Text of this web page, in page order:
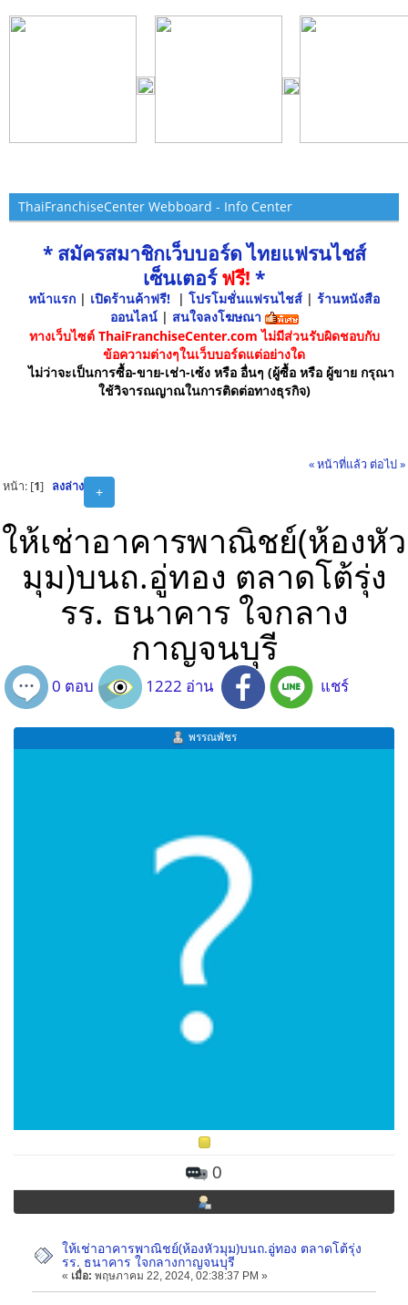
ThaiFranchiseCenter Webboard - Info Center
* สมัครสมาชิกเว็บบอร์ด ไทยแฟรนไชส์
เซ็นเตอร์ฟรี! *
หน้าแรก | เปิดร้านค้าฟรี! | โปรโมชั่นแฟรนไชส์ | ร้านหนังสือ
ออนไลน์ | สนใจลงโฆษณา
ทางเว็บไซต์ ThaiFranchiseCenter.com ไม่มีส่วนรับผิดชอบกับ
ข้อความต่างๆในเว็บบอร์ดแต่อย่างใด
ไม่ว่าจะเป็นการซื้อ-ขาย-เช่า-เซ้ง หรือ อื่นๆ (ผู้ซื้อ หรือ ผู้ขาย กรุณา
ใช้วิจารณญาณในการติดต่อทางธุรกิจ)
« หน้าที่แล้ว ต่อไป »
+
หน้า: [1] ลงล่าง
ให้เช่าอาคารพาณิชย์(ห้องหัว
มุม)บนถ.อู่ทอง ตลาดโต้รุ่ง
รร. ธนาคาร ใจกลาง
กาญจนบุรี
0 ตอบ 1222 อ่าน แชร์
พรรณพัชร
0
ให้เช่าอาคารพาณิชย์(ห้องหัวมุม)บนถ.อู่ทอง ตลาดโต้รุ่ง
รร. ธนาคาร ใจกลางกาญจนบุรี
« เมื่อ: พฤษภาคม 22, 2024, 02:38:37 PM »